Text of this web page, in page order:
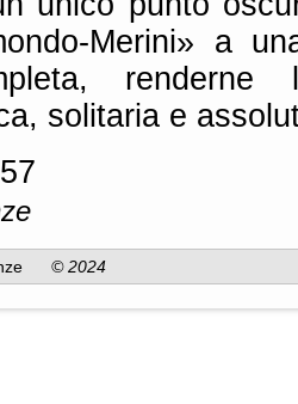
Merini» a
renderne
solitaria e
© 2024